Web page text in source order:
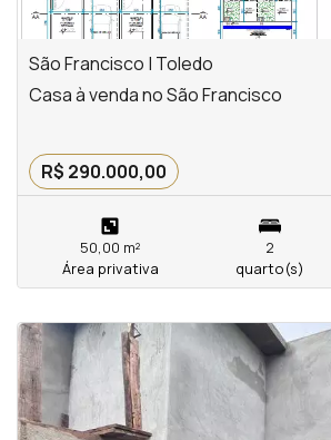
São Francisco | Toledo
Casa à venda no São Francisco
R$ 290.000,00
50,00 m²
Área privativa
2
quarto(s)
<<<<